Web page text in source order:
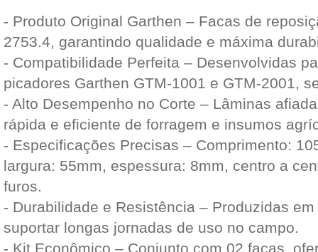
- Produto Original Garthen – Facas de
2753.4, garantindo qualidade e máxima
- Compatibilidade Perfeita – Desenvolvidas
picadores Garthen GTM-1001 e GTM-2001,
- Alto Desempenho no Corte – Lâminas
rápida e eficiente de forragem e insumos
- Especificações Precisas – Comprimento:
largura: 55mm, espessura: 8mm, centro a
furos.
- Durabilidade e Resistência – Produzidas
suportar longas jornadas de uso no campo.
- Kit Econômico – Conjunto com 02 facas,